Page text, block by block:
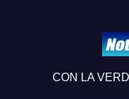
CON LA